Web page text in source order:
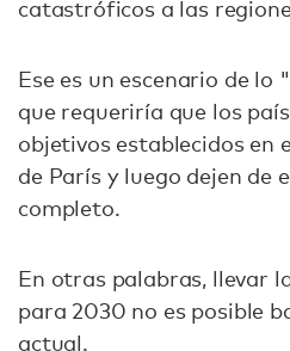
catastróficos a las
Ese es un escenario de lo
que requeriría que los
objetivos establecidos en
de París y luego dejen de
completo.
En otras palabras, llevar
para 2030 no es posible
actual.